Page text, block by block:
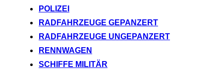
POLIZEI
RADFAHRZEUGE GEPANZERT
RADFAHRZEUGE UNGEPANZERT
RENNWAGEN
SCHIFFE MILITÄR